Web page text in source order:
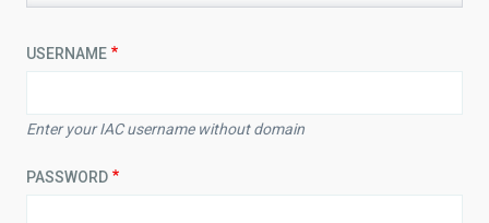
USERNAME
Enter your IAC username without domain
PASSWORD